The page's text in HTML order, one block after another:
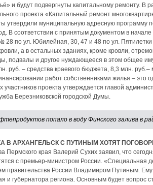
и будут подвергнуты капитальному ремонту. В
проекта «Капитальный ремонт
утвердили муниципальную адресную программу
В соответствии с принятым документом в
по ул. Юбилейная, 30, 47 и 48 по ул.
а в остальных зданиях, кроме кровли,
подвалы и другое нуждающееся в этом общее
руб. – средства краевого бюджета, 8,3 млн.
работ собственниками жилья – это
проекта утверждается главой
Березниковской городской Думы.
попало в воду Финского залива в
В АРХАНГЕЛЬСК С ПУТИНЫМ ХОТЯТ
Пермского края Валерий Сухих заявил, что
с премьер-министром России. «Специальная
правительства России Владимиром Путиным.
и губернатора региона. Основным будет вопрос